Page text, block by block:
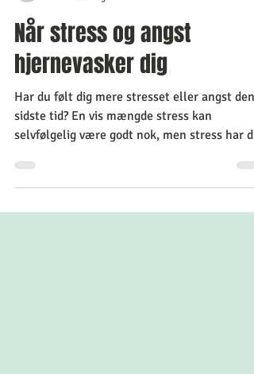
7 min læsning
Når stress og angst
hjernevasker dig
Har du følt dig mere stresset eller angst den
selvfølgelig være godt nok, men stress har
med at...